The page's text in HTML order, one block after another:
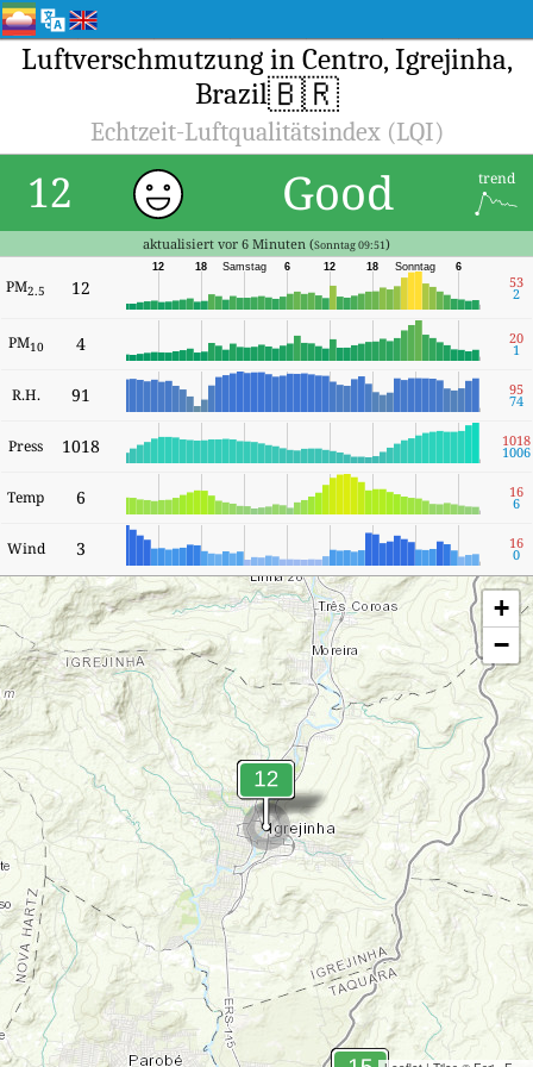
Luftverschmutzung in Centro, Igrejinha,
Brazil🇧🇷
Echtzeit-Luftqualitätsindex (LQI)
12 Good trend
aktualisiert vor 6 Minuten (Sonntag 09:51)
PM2.5 12
6
Sonntag
18
12
6
Samstag
18
12
53
2
PM10 4 20
1
R.H. 91 95
74
Press 1018 1018
1006
Temp 6 16
6
Wind 3 16
0
+
−